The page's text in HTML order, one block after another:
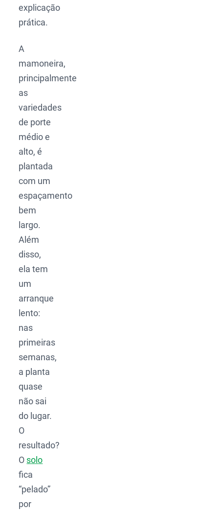
explicação
prática.
A
mamoneira,
principalmente
as
variedades
de porte
médio e
alto, é
plantada
com um
espaçamento
bem
largo.
Além
disso,
ela tem
um
arranque
lento:
nas
primeiras
semanas,
a planta
quase
não sai
do lugar.
O
resultado?
O solo
fica
“pelado”
por